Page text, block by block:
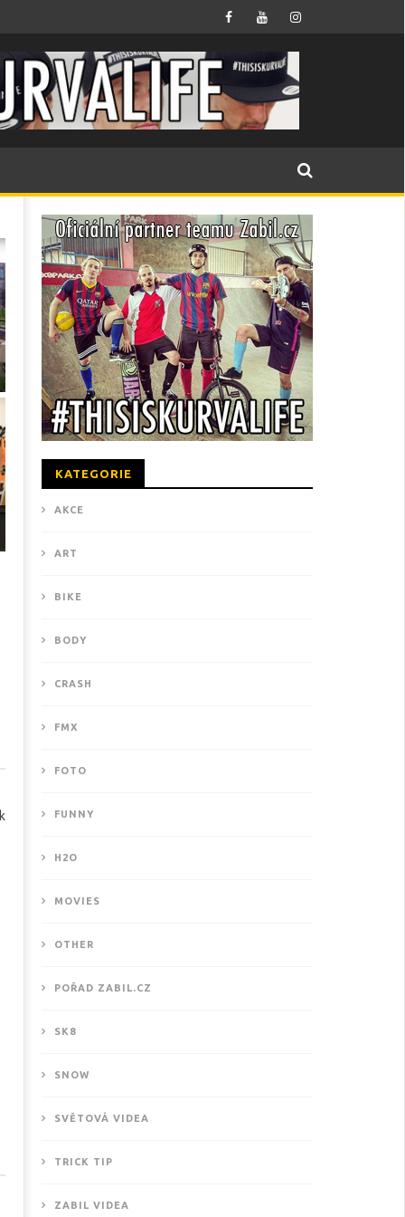
KATEGORIE
AKCE
ART
BIKE
BODY
CRASH
FMX
FOTO
FUNNY
H2O
MOVIES
OTHER
POŘAD ZABIL.CZ
SK8
SNOW
SVĚTOVÁ VIDEA
TRICK TIP
ZABIL VIDEA